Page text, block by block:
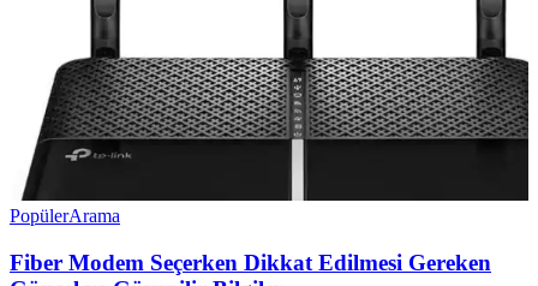
PopülerArama
Fiber Modem Seçerken Dikkat Edilmesi Gereken